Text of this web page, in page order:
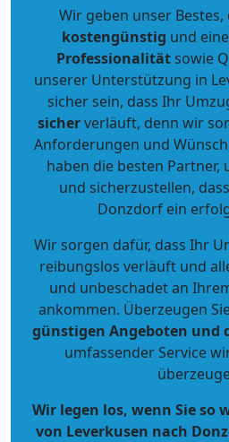
Wir geben unser
kostengünstig und eine
Professionalitätsowie
unserer Unterstützung in
sicher sein, dass Ihr
sicherverläuft, denn wir
Anforderungen und
haben die besten Partner,
und sicherzustellen,
Donzdorf ein
Wir sorgen dafür, dass Ihr
reibungslos verläuft und
und unbeschadet an
ankommen. Überzeugen
günstigen Angeboten und
umfassender Service
Wir legen los, wenn Sie so
von Leverkusen nach